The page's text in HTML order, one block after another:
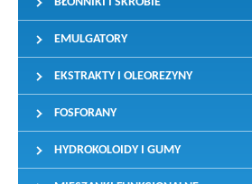
EMULGATORY
EKSTRAKTY I OLEOREZYNY
FOSFORANY
HYDROKOLOIDY I GUMY